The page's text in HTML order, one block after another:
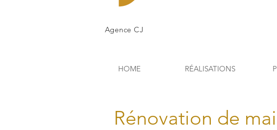
Agence CJ
HOME RÉALISATIONS
Rénovation de